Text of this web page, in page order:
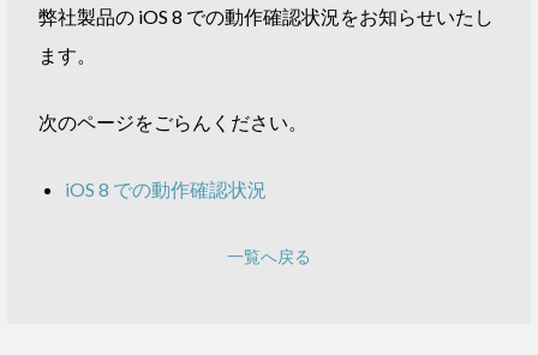
弊社製品の iOS 8 での動作確認状況をお知らせいたし
ます。
次のページをごらんください。
iOS 8 での動作確認状況
一覧へ戻る